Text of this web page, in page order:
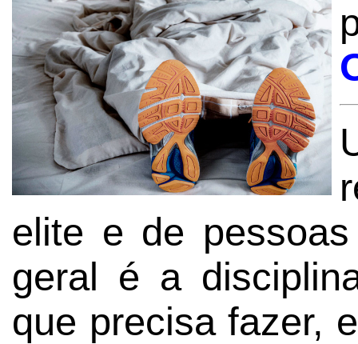
elite e de
geral é a
que precisa fazer,